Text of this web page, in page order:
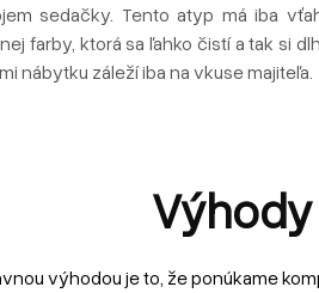
sedačky. Tento atyp má iba
farby, ktorá sa ľahko čistí a tak si
nábytku záleží iba na vkuse majiteľa.
výhodou je to, že ponúkame